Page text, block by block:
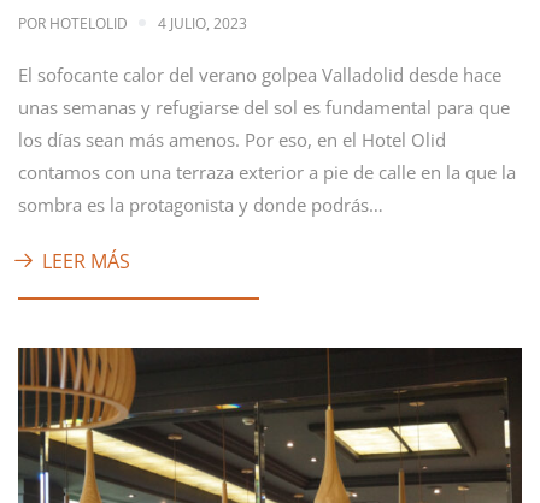
POR HOTELOLID 4 JULIO, 2023
El sofocante calor del verano golpea Valladolid desde hace
unas semanas y refugiarse del sol es fundamental para que
los días sean más amenos. Por eso, en el Hotel Olid
contamos con una terraza exterior a pie de calle en la que la
sombra es la protagonista y donde podrás…
LEER MÁS